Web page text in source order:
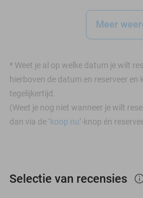
Meer
* Weet je al op welke datum je wilt
hierboven de datum en reserveer en
tegelijkertijd.
(Weet je nog niet wanneer je wilt
dan via de ‘koop nu’-knop én
Selectie van recensies